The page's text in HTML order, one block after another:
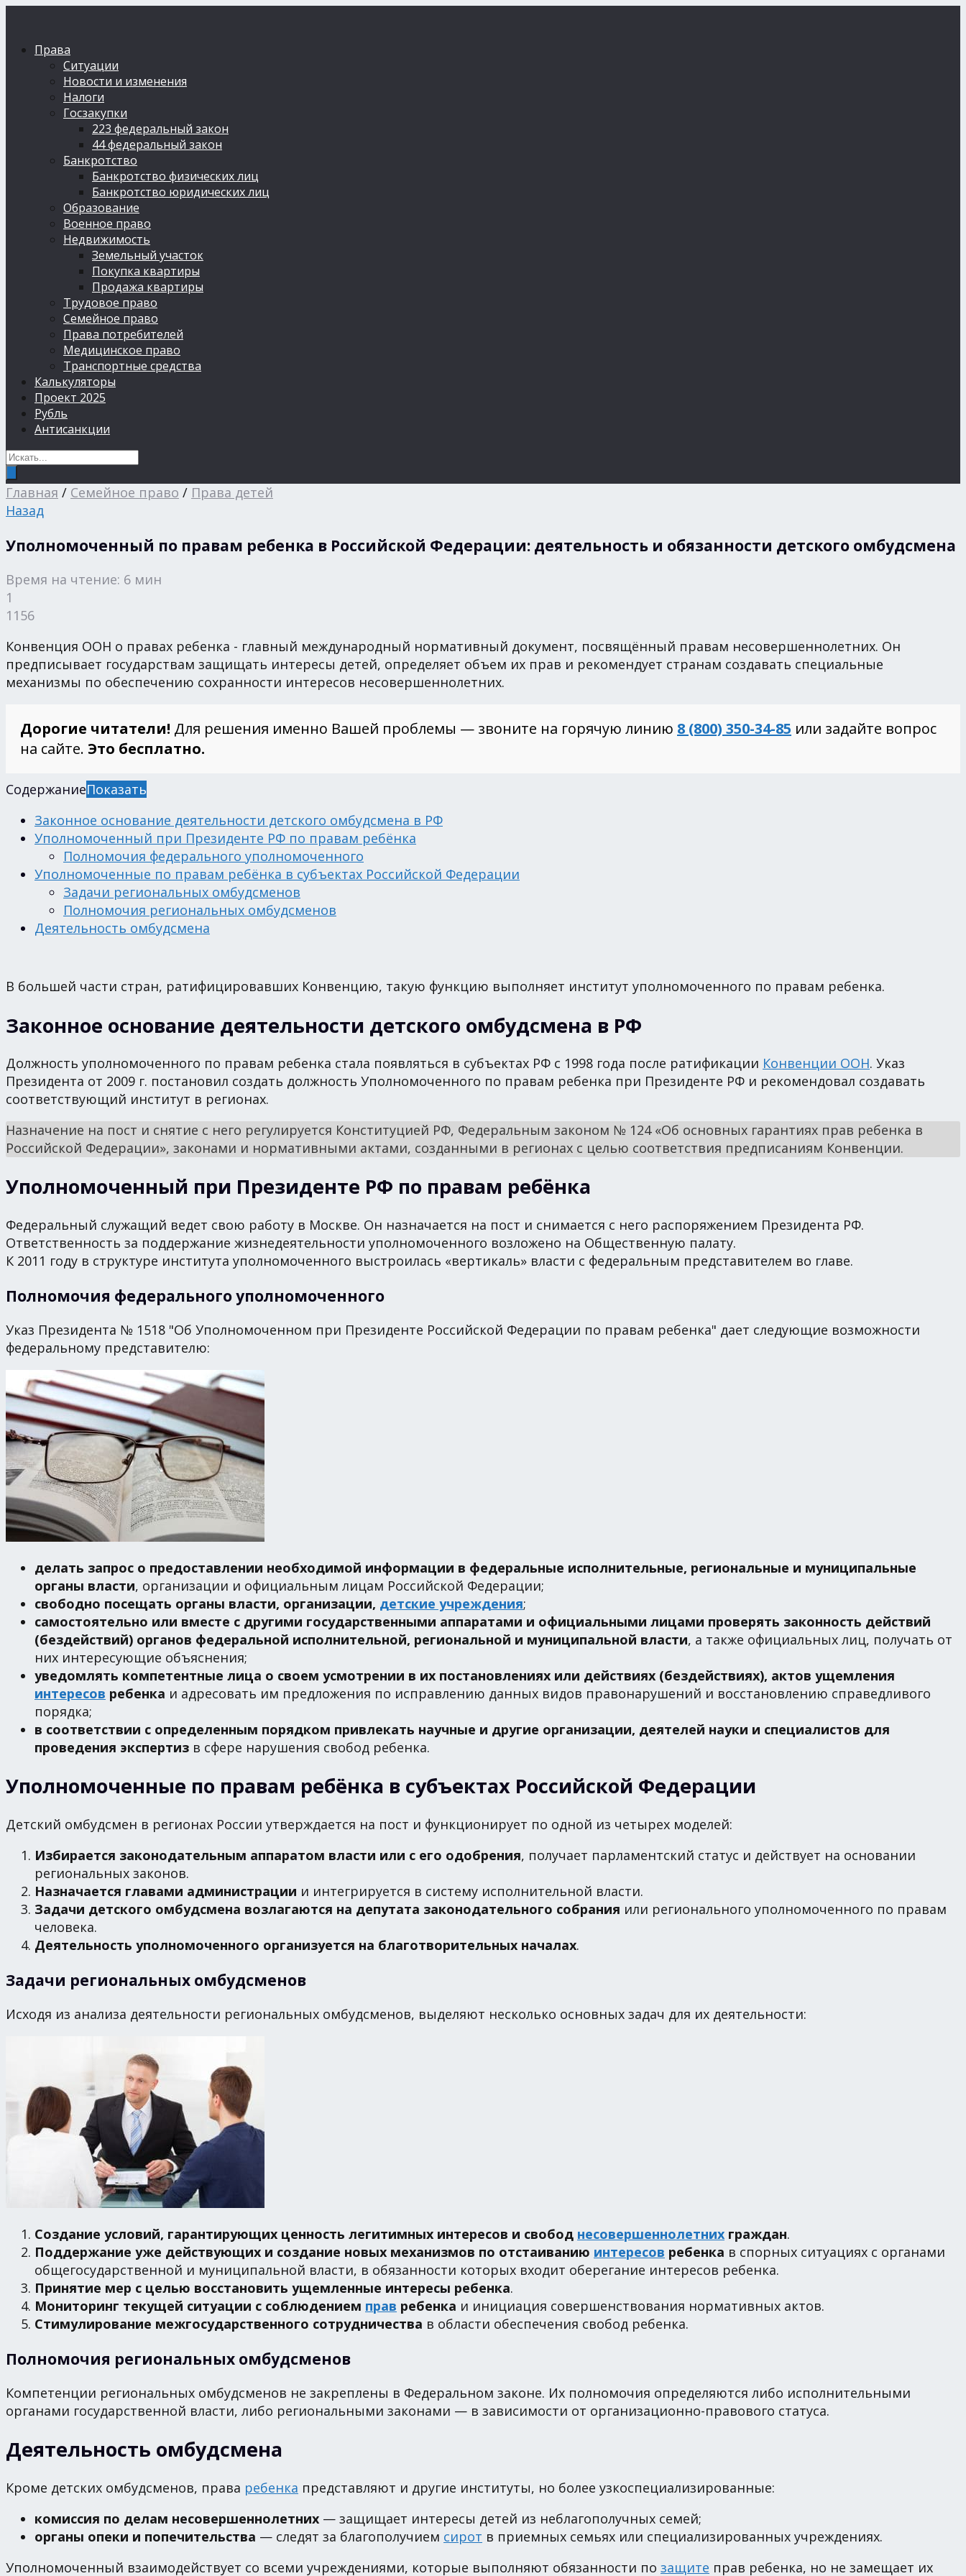
Права
Ситуации
Новости и изменения
Налоги
Госзакупки
223 федеральный закон
44 федеральный закон
Банкротство
Банкротство физических лиц
Банкротство юридических лиц
Образование
Военное право
Недвижимость
Земельный участок
Покупка квартиры
Продажа квартиры
Трудовое право
Семейное право
Права потребителей
Медицинское право
Транспортные средства
Калькуляторы
Проект 2025
Рубль
Антисанкции
Главная / Семейное право / Права детей
Назад
Уполномоченный по правам ребенка в Российской Федерации: деятельность и обязанности детского омбудсмена
Время на чтение: 6 мин
1
1156
Конвенция ООН о правах ребенка - главный международный нормативный документ, посвящённый правам несовершеннолетних. Он
предписывает государствам защищать интересы детей, определяет объем их прав и рекомендует странам создавать специальные
механизмы по обеспечению сохранности интересов несовершеннолетних.
Дорогие читатели! Для решения именно Вашей проблемы — звоните на горячую линию 8 (800) 350-34-85 или задайте вопрос
на сайте. Это бесплатно.
СодержаниеПоказать
Законное основание деятельности детского омбудсмена в РФ
Уполномоченный при Президенте РФ по правам ребёнка
Полномочия федерального уполномоченного
Уполномоченные по правам ребёнка в субъектах Российской Федерации
Задачи региональных омбудсменов
Полномочия региональных омбудсменов
Деятельность омбудсмена
В большей части стран, ратифицировавших Конвенцию, такую функцию выполняет институт уполномоченного по правам ребенка.
Законное основание деятельности детского омбудсмена в РФ
Должность уполномоченного по правам ребенка стала появляться в субъектах РФ с 1998 года после ратификации Конвенции ООН. Указ
Президента от 2009 г. постановил создать должность Уполномоченного по правам ребенка при Президенте РФ и рекомендовал создавать
соответствующий институт в регионах.
Назначение на пост и снятие с него регулируется Конституцией РФ, Федеральным законом № 124 «Об основных гарантиях прав ребенка в
Российской Федерации», законами и нормативными актами, созданными в регионах с целью соответствия предписаниям Конвенции.
Уполномоченный при Президенте РФ по правам ребёнка
Федеральный служащий ведет свою работу в Москве. Он назначается на пост и снимается с него распоряжением Президента РФ.
Ответственность за поддержание жизнедеятельности уполномоченного возложено на Общественную палату.
К 2011 году в структуре института уполномоченного выстроилась «вертикаль» власти с федеральным представителем во главе.
Полномочия федерального уполномоченного
Указ Президента № 1518 "Об Уполномоченном при Президенте Российской Федерации по правам ребенка" дает следующие возможности
федеральному представителю:
делать запрос о предоставлении необходимой информации в федеральные исполнительные, региональные и муниципальные
органы власти, организации и официальным лицам Российской Федерации;
свободно посещать органы власти, организации, детские учреждения;
самостоятельно или вместе с другими государственными аппаратами и официальными лицами проверять законность действий
(бездействий) органов федеральной исполнительной, региональной и муниципальной власти, а также официальных лиц, получать от
них интересующие объяснения;
уведомлять компетентные лица о своем усмотрении в их постановлениях или действиях (бездействиях), актов ущемления
интересов ребенка и адресовать им предложения по исправлению данных видов правонарушений и восстановлению справедливого
порядка;
в соответствии с определенным порядком привлекать научные и другие организации, деятелей науки и специалистов для
проведения экспертиз в сфере нарушения свобод ребенка.
Уполномоченные по правам ребёнка в субъектах Российской Федерации
Детский омбудсмен в регионах России утверждается на пост и функционирует по одной из четырех моделей:
Избирается законодательным аппаратом власти или с его одобрения, получает парламентский статус и действует на основании
региональных законов.
Назначается главами администрации и интегрируется в систему исполнительной власти.
Задачи детского омбудсмена возлагаются на депутата законодательного собрания или регионального уполномоченного по правам
человека.
Деятельность уполномоченного организуется на благотворительных началах.
Задачи региональных омбудсменов
Исходя из анализа деятельности региональных омбудсменов, выделяют несколько основных задач для их деятельности:
Создание условий, гарантирующих ценность легитимных интересов и свобод несовершеннолетних граждан.
Поддержание уже действующих и создание новых механизмов по отстаиванию интересов ребенка в спорных ситуациях с органами
общегосударственной и муниципальной власти, в обязанности которых входит оберегание интересов ребенка.
Принятие мер с целью восстановить ущемленные интересы ребенка.
Мониторинг текущей ситуации с соблюдением прав ребенка и инициация совершенствования нормативных актов.
Стимулирование межгосударственного сотрудничества в области обеспечения свобод ребенка.
Полномочия региональных омбудсменов
Компетенции региональных омбудсменов не закреплены в Федеральном законе. Их полномочия определяются либо исполнительными
органами государственной власти, либо региональными законами — в зависимости от организационно-правового статуса.
Деятельность омбудсмена
Кроме детских омбудсменов, права ребенка представляют и другие институты, но более узкоспециализированные:
комиссия по делам несовершеннолетних — защищает интересы детей из неблагополучных семей;
органы опеки и попечительства — следят за благополучием сирот в приемных семьях или специализированных учреждениях.
Уполномоченный взаимодействует со всеми учреждениями, которые выполняют обязанности по защите прав ребенка, но не замещает их